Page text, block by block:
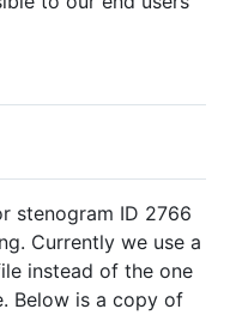
stenogram ID 2766
Currently we use a
instead of the one
Below is a copy of